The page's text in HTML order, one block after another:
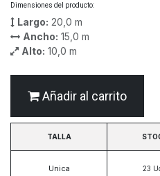
Dimensiones del producto:
Largo: 20,0 m
Ancho: 15,0 m
Alto: 10,0 m
Añadir al carrito
TALLA
Unica 23